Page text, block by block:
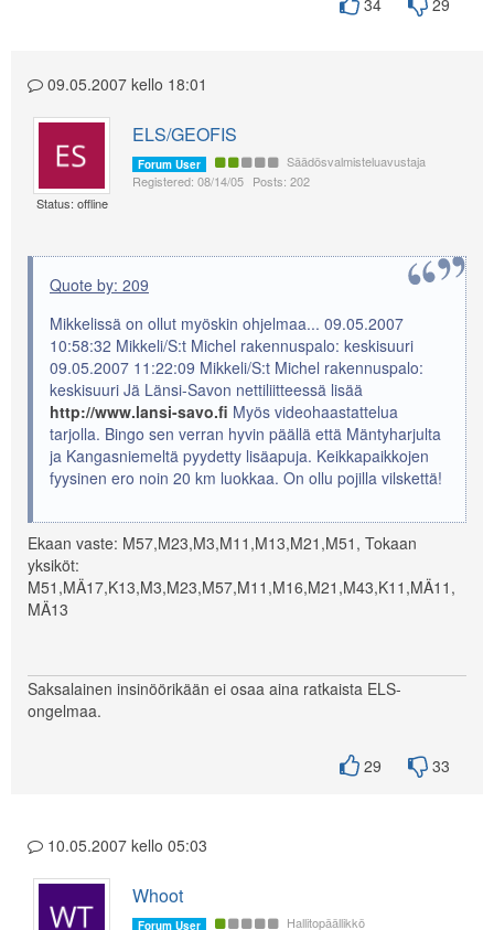
34 29
09.05.2007 kello 18:01
Status: offline
ELS/GEOFIS
Forum User
Säädösvalmisteluavustaja
Registered: 08/14/05 Posts: 202
Quote by: 209
Mikkelissä on ollut myöskin ohjelmaa... 09.05.2007
10:58:32 Mikkeli/S:t Michel rakennuspalo: keskisuuri
09.05.2007 11:22:09 Mikkeli/S:t Michel rakennuspalo:
keskisuuri Jä Länsi-Savon nettiliitteessä lisää
http://www.lansi-savo.fi Myös videohaastattelua
tarjolla. Bingo sen verran hyvin päällä että Mäntyharjulta
ja Kangasniemeltä pyydetty lisäapuja. Keikkapaikkojen
fyysinen ero noin 20 km luokkaa. On ollu pojilla vilskettä!
Ekaan vaste: M57,M23,M3,M11,M13,M21,M51, Tokaan
yksiköt:
M51,MÄ17,K13,M3,M23,M57,M11,M16,M21,M43,K11,MÄ11,
MÄ13
Saksalainen insinöörikään ei osaa aina ratkaista ELS-
ongelmaa.
29 33
10.05.2007 kello 05:03
Whoot
Forum User
Hallitopäällikkö